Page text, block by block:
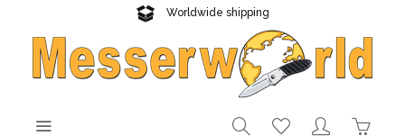
Worldwide shipping
Reliable delivery